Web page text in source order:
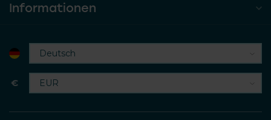
Informationen
€